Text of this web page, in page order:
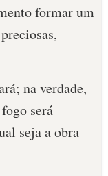
formar um
na verdade,
será
seja a obra